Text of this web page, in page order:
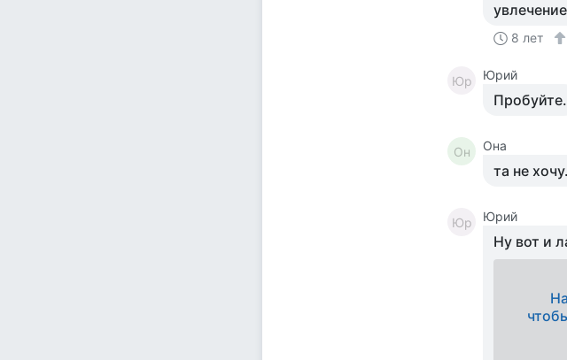
8 лет
Юр Юрий
Пробуйте.
Он Она
та не
Юр Юрий
Ну вот и